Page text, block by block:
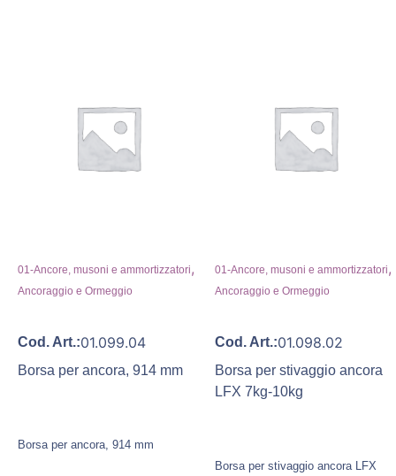
01-Ancore, musoni e ammortizzatori,
Ancoraggio e Ormeggio
Cod. Art.:01.099.04
Borsa per ancora, 914 mm
Borsa per ancora, 914 mm
01-Ancore, musoni e ammortizzatori,
Ancoraggio e Ormeggio
Cod. Art.:01.098.02
Borsa per stivaggio ancora
LFX 7kg-10kg
Borsa per stivaggio ancora LFX